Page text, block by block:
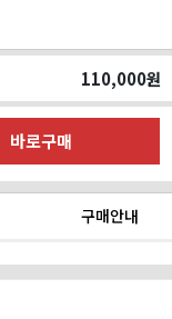
110,000원
구매안내